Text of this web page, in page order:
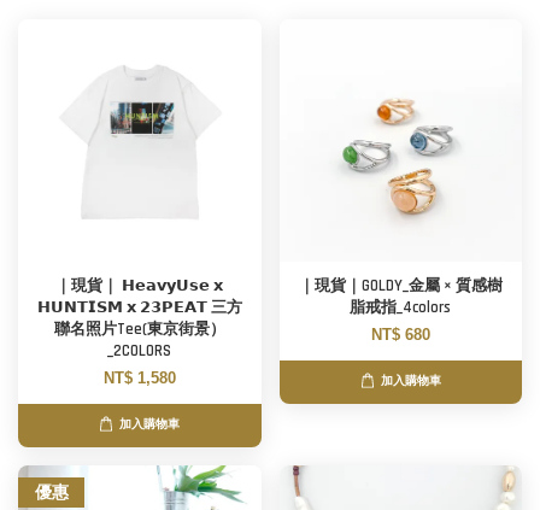
｜現貨｜ 𝗛𝗲𝗮𝘃𝘆𝗨𝘀𝗲 𝘅
𝗛𝗨𝗡𝗧𝗜𝗦𝗠 𝘅 𝟮𝟯𝗣𝗘𝗔𝗧 三方
聯名照片Tee(東京街景）
_2COLORS
NT$ 1,580
加入購物車
｜現貨｜GOLDY_金屬 × 質感樹
脂戒指_4colors
NT$ 680
加入購物車
優惠